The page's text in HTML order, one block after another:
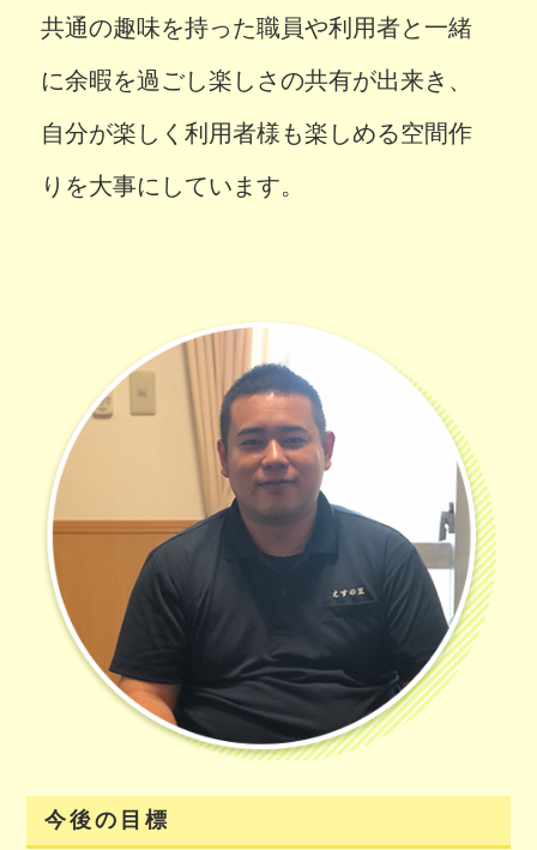
共通の趣味を持った職員や利用者と一緒
に余暇を過ごし楽しさの共有が出来き、
自分が楽しく利用者様も楽しめる空間作
りを大事にしています。
今後の目標